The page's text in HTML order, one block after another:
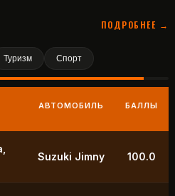
ПОДРОБНЕЕ →
Туризм Спорт
АВТОМОБИЛЬ БАЛЛЫ
УАЗ 250.0